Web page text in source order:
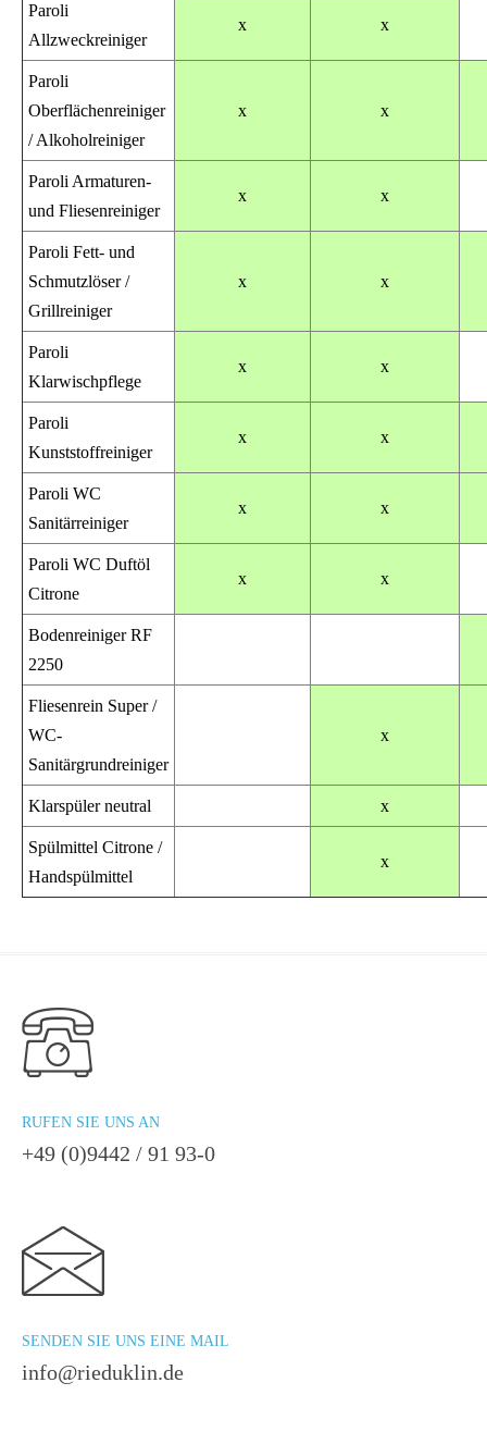
Paroli
Allzweckreiniger
x x
Paroli
Oberflächenreiniger
/ Alkoholreiniger
x x
Paroli Armaturen-
und Fliesenreiniger
x x
Paroli Fett- und
Schmutzlöser /
Grillreiniger
x x
Paroli
Klarwischpflege
x x
Paroli
Kunststoffreiniger
x x
Paroli WC
Sanitärreiniger
x x
Paroli WC Duftöl
Citrone
x x
Bodenreiniger RF
2250
Fliesenrein Super /
WC-
Sanitärgrundreiniger
x
Klarspüler neutral x
Spülmittel Citrone /
Handspülmittel
x
RUFEN SIE UNS AN
+49 (0)9442 / 91 93-0
SENDEN SIE UNS EINE MAIL
info@rieduklin.de